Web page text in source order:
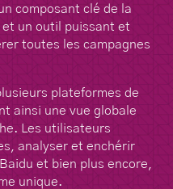
composant clé de la
un outil puissant et
toutes les campagnes
plateformes de
ainsi une vue globale
Les utilisateurs
analyser et enchérir
et bien plus encore,
unique.